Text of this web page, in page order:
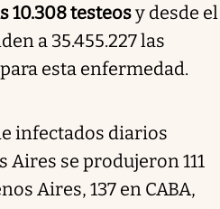
10.308 testeosy desde el
a 35.455.227 las
esta enfermedad.
infectados diarios
Aires se produjeron 111
Aires, 137 en CABA,